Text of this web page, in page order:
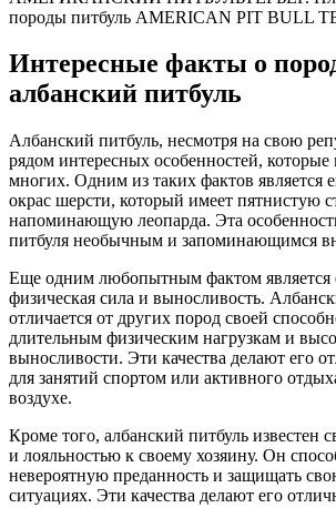
породы питбуль AMERICAN PIT BULL
Интересные факты о
албанский питбуль
Албанский питбуль, несмотря на свою
рядом интересных особенностей, которые
многих. Одним из таких фактов является
окрас шерсти, который имеет пятнистую
напоминающую леопарда. Эта
питбуля необычным и запоминающимся
Еще одним любопытным фактом является
физическая сила и выносливость.
отличается от других пород своей
длительным физическим нагрузкам и
выносливости. Эти качества делают его
для занятий спортом или активного
воздухе.
Кроме того, албанский питбуль известен
и лояльностью к своему хозяину. Он
невероятную преданность и защищать
ситуациях. Эти качества делают его